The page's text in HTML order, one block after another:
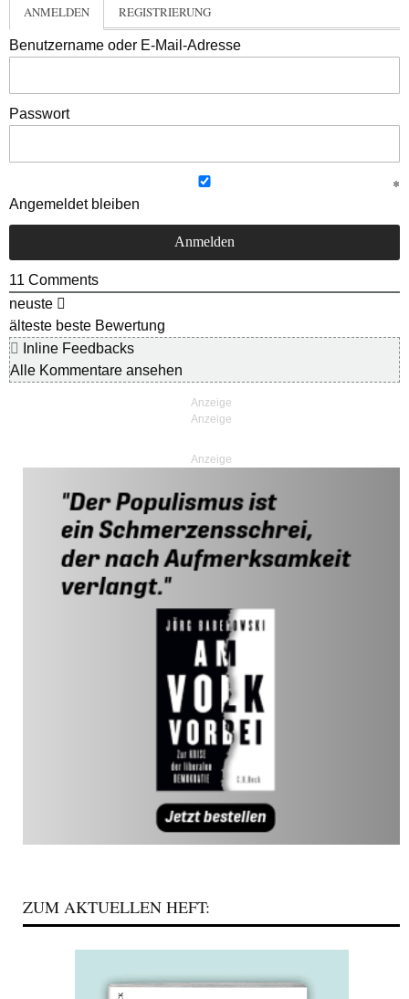
ANMELDEN REGISTRIERUNG
Benutzername oder E-Mail-Adresse
Passwort
Angemeldet bleiben
11 Comments
neuste
älteste beste Bewertung
Inline Feedbacks
Alle Kommentare ansehen
Anzeige
ZUM AKTUELLEN HEFT: